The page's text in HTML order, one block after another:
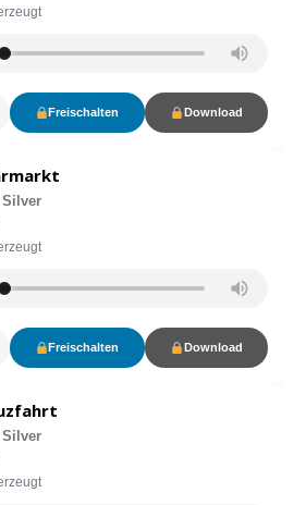
Freischalten Download
Silver
Freischalten Download
Silver